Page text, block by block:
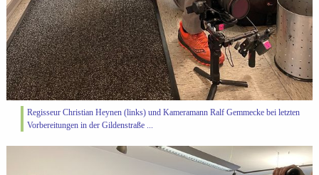
Regisseur Christian Heynen (links) und Kameramann Ralf Gemmecke bei letzten
Vorbereitungen in der Gildenstraße ...